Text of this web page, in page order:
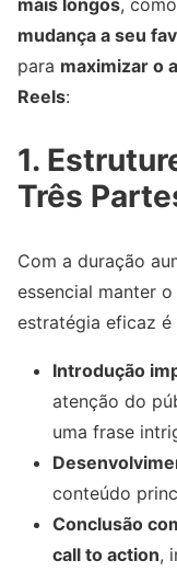
mudança a seu
para maximizar o
Reels:
1.
Três
Com a duração
essencial manter
estratégia eficaz é
Introdução
atenção do
uma frase
conteúdo
Conclusão
call to action,